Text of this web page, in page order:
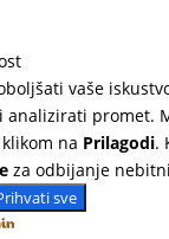
vaše
analizirati promet.
na Prilagodi.
za odbijanje
sve